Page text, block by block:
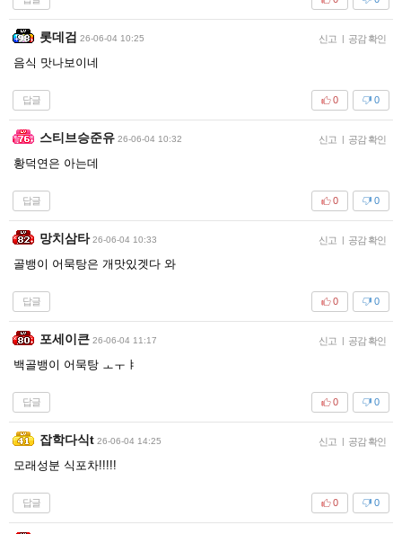
롯데검 26-06-04 10:25 신고 | 공감 확인
음식 맛나보이네
답글 0
0
스티브승준유 26-06-04 10:32 신고 | 공감 확인
황덕연은 아는데
답글 0
0
망치삼타 26-06-04 10:33 신고 | 공감 확인
골뱅이 어묵탕은 개맛있겟다 와
답글 0
0
포세이큰 26-06-04 11:17 신고 | 공감 확인
백골뱅이 어묵탕 ㅗㅜㅑ
답글 0
0
잡학다식t 26-06-04 14:25 신고 | 공감 확인
모래성분 식포차!!!!!
답글 0
0